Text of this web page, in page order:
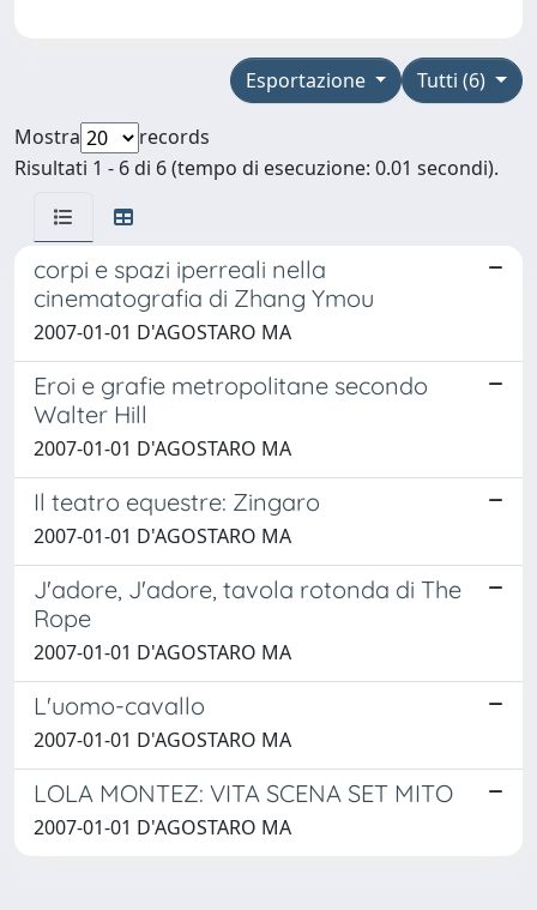
Tutti (6)
Esportazione
Mostra
records
Risultati 1 - 6 di 6 (tempo di esecuzione: 0.01 secondi).
corpi e spazi iperreali nella
cinematografia di Zhang Ymou
2007-01-01 D'AGOSTARO MA
Eroi e grafie metropolitane secondo
Walter Hill
2007-01-01 D'AGOSTARO MA
Il teatro equestre: Zingaro
2007-01-01 D'AGOSTARO MA
J'adore, J'adore, tavola rotonda di The
Rope
2007-01-01 D'AGOSTARO MA
L'uomo-cavallo
2007-01-01 D'AGOSTARO MA
LOLA MONTEZ: VITA SCENA SET MITO
2007-01-01 D'AGOSTARO MA